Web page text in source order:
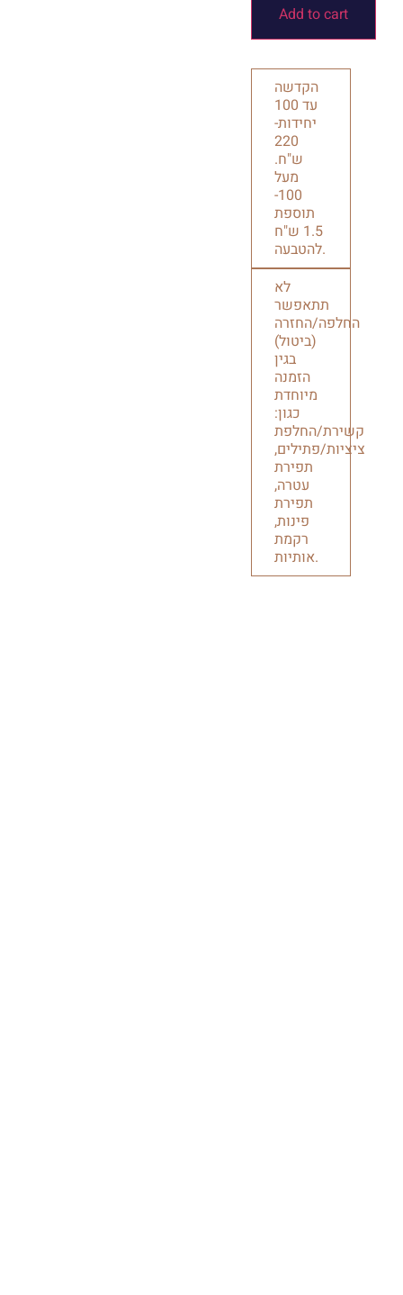
Add to cart
הקדשה
עד 100
יחידות-
220
ש"ח.
מעל
100-
תוספת
1.5 ש"ח
להטבעה.
לא
תתאפשר
החלפה/החזרה
(ביטול)
בגין
הזמנה
מיוחדת
כגון:
קשירת/החלפת
ציציות/פתילים,
תפירת
עטרה,
תפירת
פינות,
רקמת
אותיות.